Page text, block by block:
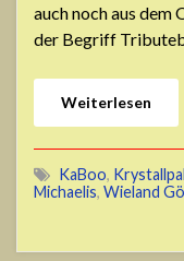
auch noch aus
der Begriff
Weiterlesen
KaBoo,
Michaelis, Wieland